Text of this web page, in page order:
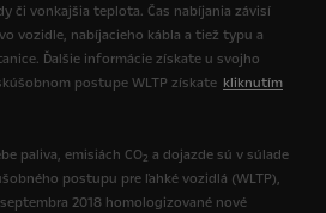
či vonkajšia teplota. Čas nabíjania závisí
vozidle, nabíjacieho kábla a tiež typu a
Ďalšie informácie získate u svojho
postupe WLTP získate kliknutím
paliva, emisiách CO2 a dojazde sú v súlade
postupu pre ľahké vozidlá (WLTP),
2018 homologizované nové